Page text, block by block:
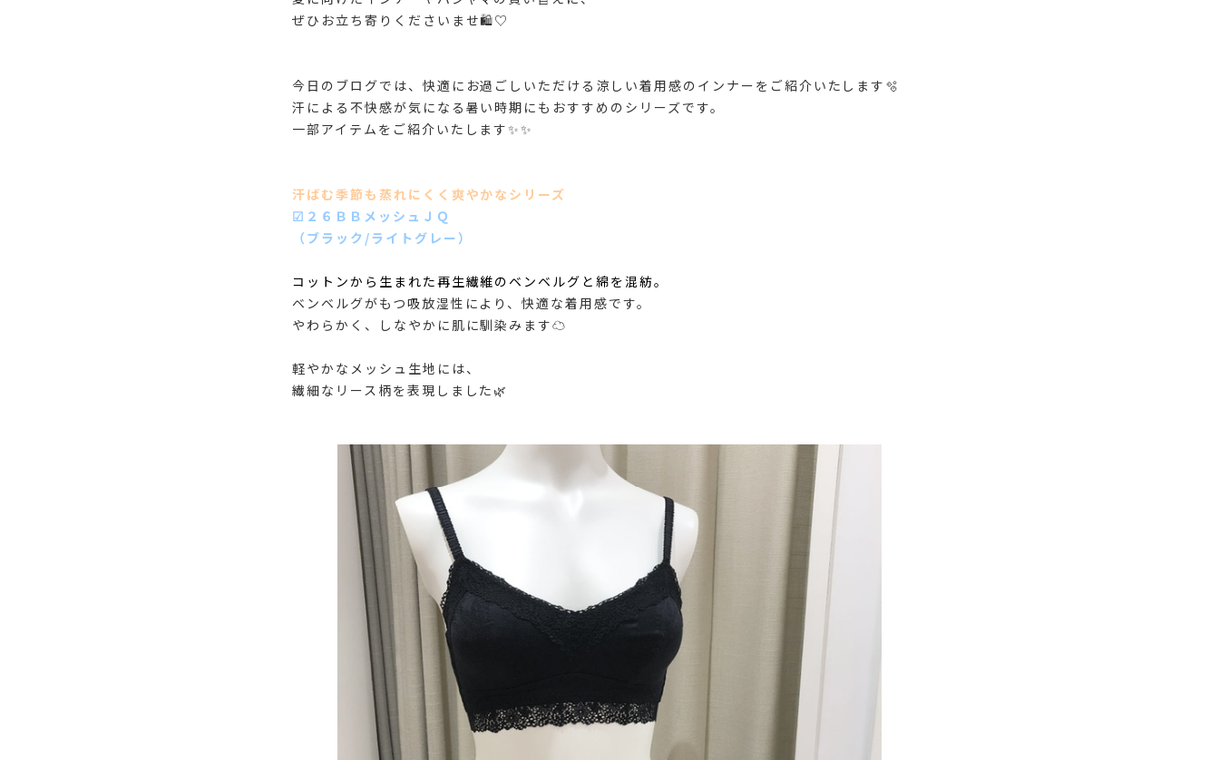
ぜひお立ち寄りくださいませ🛍️♡
今日のブログでは、快適にお過ごしいただける涼しい着用感のインナーをご紹介いたします🫧
汗による不快感が気になる暑い時期にもおすすめのシリーズです。
一部アイテムをご紹介いたします✨✨
汗ばむ季節も蒸れにくく爽やかなシリーズ
☑︎２６ＢＢメッシュＪＱ
（ブラック/ライトグレー）
コットンから生まれた再生繊維のベンベルグと綿を混紡。
ベンベルグがもつ吸放湿性により、快適な着用感です。
やわらかく、しなやかに肌に馴染みます☁️
軽やかなメッシュ生地には、
繊細なリース柄を表現しました🌿